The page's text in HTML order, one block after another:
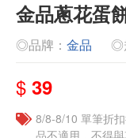
金品蔥花蛋
◎品牌： 金品 ◎
$ 39
8/8-8/10 單筆折
品不適用，不得